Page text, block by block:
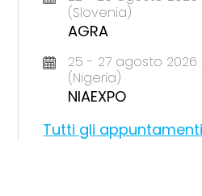
(Slovenia)
AGRA
25 - 27 agosto 2026
(Nigeria)
NIAEXPO
Tutti gli appuntamenti